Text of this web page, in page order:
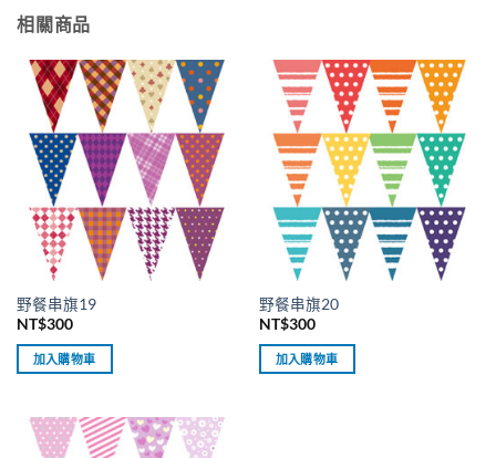
相關商品
野餐串旗19
NT$300
加入購物車
野餐串旗20
NT$300
加入購物車